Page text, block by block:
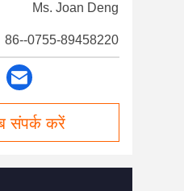
Ms. Joan Deng
86--0755-89458220
संपर्क करें